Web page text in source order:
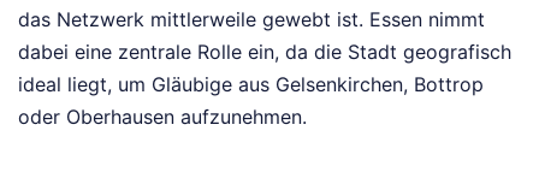
das Netzwerk mittlerweile gewebt ist. Essen nimmt
dabei eine zentrale Rolle ein, da die Stadt geografisch
ideal liegt, um Gläubige aus Gelsenkirchen, Bottrop
oder Oberhausen aufzunehmen.